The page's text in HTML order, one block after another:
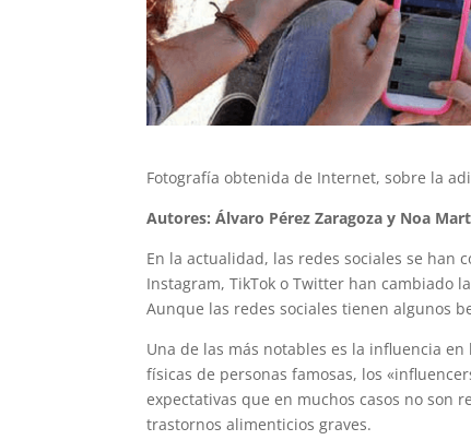
Fotografía obtenida de Internet, sobre la
Autores: Álvaro Pérez Zaragoza y Noa
En la actualidad, las redes sociales se han
Instagram, TikTok o Twitter han cambiado
Aunque las redes sociales tienen algunos
Una de las más notables es la influencia
físicas de personas famosas, los
expectativas que en muchos casos no son
trastornos alimenticios graves.